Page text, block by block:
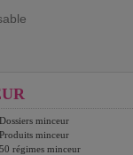
Dossiers minceur
Produits minceur
50 régimes minceur